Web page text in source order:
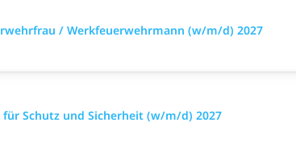
/ Werkfeuerwehrmann (w/m/d) 2027
Schutz und Sicherheit (w/m/d) 2027